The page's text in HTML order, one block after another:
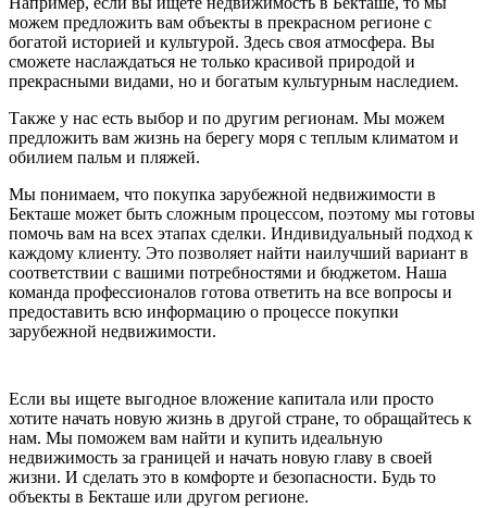
можем предложить вам объекты в прекрасном регионе с
богатой историей и культурой. Здесь своя атмосфера. Вы
сможете наслаждаться не только красивой природой и
прекрасными видами, но и богатым культурным наследием.
Также у нас есть выбор и по другим регионам. Мы можем
предложить вам жизнь на берегу моря с теплым климатом и
обилием пальм и пляжей.
Мы понимаем, что покупка зарубежной недвижимости в
Бекташе может быть сложным процессом, поэтому мы готовы
помочь вам на всех этапах сделки. Индивидуальный подход к
каждому клиенту. Это позволяет найти наилучший вариант в
соответствии с вашими потребностями и бюджетом. Наша
команда профессионалов готова ответить на все вопросы и
предоставить всю информацию о процессе покупки
зарубежной недвижимости.
Если вы ищете выгодное вложение капитала или просто
хотите начать новую жизнь в другой стране, то обращайтесь к
нам. Мы поможем вам найти и купить идеальную
недвижимость за границей и начать новую главу в своей
жизни. И сделать это в комфорте и безопасности. Будь то
объекты в Бекташе или другом регионе.